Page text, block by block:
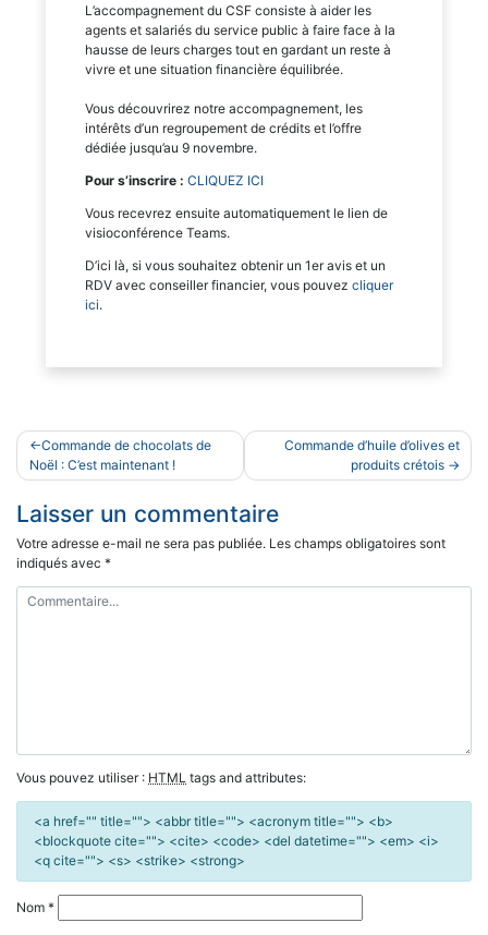
L’accompagnement du CSF consiste à aider les
agents et salariés du service public à faire face à la
hausse de leurs charges tout en gardant un reste à
vivre et une situation financière équilibrée.
Vous découvrirez notre accompagnement, les
intérêts d’un regroupement de crédits et l’offre
dédiée jusqu’au 9 novembre.
Pour s’inscrire : CLIQUEZ ICI
Vous recevrez ensuite automatiquement le lien de
visioconférence Teams.
D’ici là, si vous souhaitez obtenir un 1er avis et un
RDV avec conseiller financier, vous pouvez cliquer
ici.
Navigation
de
l’article
Commande de chocolats de
Noël : C’est maintenant !
Commande d’huile d’olives et
produits crétois
Laisser un commentaire
Votre adresse e-mail ne sera pas publiée. Les champs obligatoires sont
indiqués avec *
Vous pouvez utiliser : HTML tags and attributes:
<a href="" title=""> <abbr title=""> <acronym title=""> <b>
<blockquote cite=""> <cite> <code> <del datetime=""> <em> <i>
<q cite=""> <s> <strike> <strong>
Nom *